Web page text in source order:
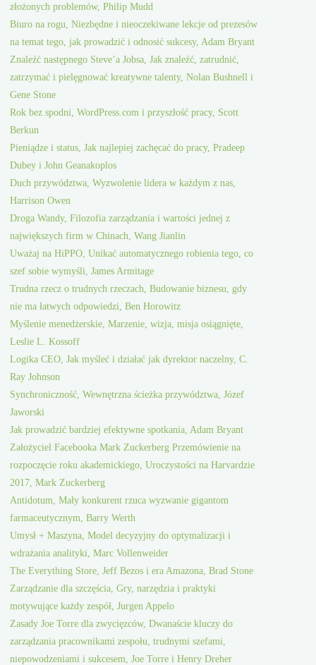
złożonych problemów, Philip Mudd
Biuro na rogu, Niezbędne i nieoczekiwane lekcje od prezesów
na temat tego, jak prowadzić i odnosić sukcesy, Adam Bryant
Znaleźć następnego Steve’a Jobsa, Jak znaleźć, zatrudnić,
zatrzymać i pielęgnować kreatywne talenty, Nolan Bushnell i
Gene Stone
Rok bez spodni, WordPress.com i przyszłość pracy, Scott
Berkun
Pieniądze i status, Jak najlepiej zachęcać do pracy, Pradeep
Dubey i John Geanakoplos
Duch przywództwa, Wyzwolenie lidera w każdym z nas,
Harrison Owen
Droga Wandy, Filozofia zarządzania i wartości jednej z
największych firm w Chinach, Wang Jianlin
Uważaj na HiPPO, Unikać automatycznego robienia tego, co
szef sobie wymyśli, James Armitage
Trudna rzecz o trudnych rzeczach, Budowanie biznesu, gdy
nie ma łatwych odpowiedzi, Ben Horowitz
Myślenie menedżerskie, Marzenie, wizja, misja osiągnięte,
Leslie L. Kossoff
Logika CEO, Jak myśleć i działać jak dyrektor naczelny, C.
Ray Johnson
Synchroniczność, Wewnętrzna ścieżka przywództwa, Józef
Jaworski
Jak prowadzić bardziej efektywne spotkania, Adam Bryant
Założyciel Facebooka Mark Zuckerberg Przemówienie na
rozpoczęcie roku akademickiego, Uroczystości na Harvardzie
2017, Mark Zuckerberg
Antidotum, Mały konkurent rzuca wyzwanie gigantom
farmaceutycznym, Barry Werth
Umysł + Maszyna, Model decyzyjny do optymalizacji i
wdrażania analityki, Marc Vollenweider
The Everything Store, Jeff Bezos i era Amazona, Brad Stone
Zarządzanie dla szczęścia, Gry, narzędzia i praktyki
motywujące każdy zespół, Jurgen Appelo
Zasady Joe Torre dla zwycięzców, Dwanaście kluczy do
zarządzania pracownikami zespołu, trudnymi szefami,
niepowodzeniami i sukcesem, Joe Torre i Henry Dreher